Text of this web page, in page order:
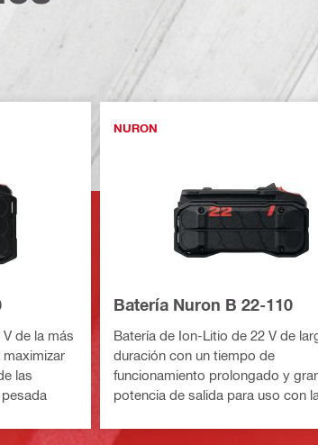
de la más
las
NURON
Batería Nuron B 22-110
Batería de Ion-Litio de 22 V de
duración con un tiempo de
funcionamiento prolongado y
potencia de salida para uso con